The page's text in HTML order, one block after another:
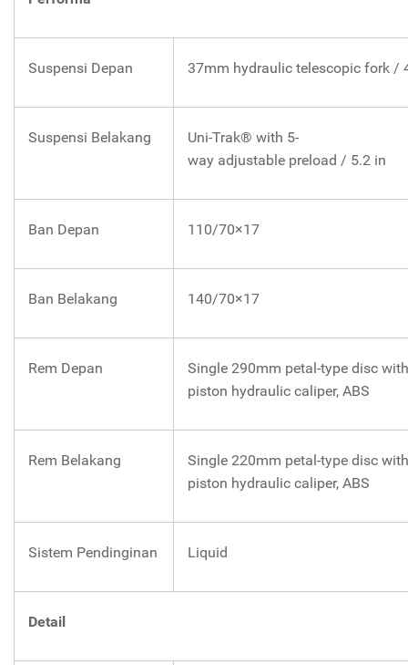
Suspensi Depan 37mm hydraulic telescopic fork /
Suspensi Belakang
Uni-Trak® with 5-
way adjustable preload / 5.2 in
Ban Depan 110/70×17
Ban Belakang 140/70×17
Rem Depan
Single 290mm petal-type disc
piston hydraulic caliper, ABS
Rem Belakang
Single 220mm petal-type disc
piston hydraulic caliper, ABS
Sistem Pendinginan Liquid
Detail